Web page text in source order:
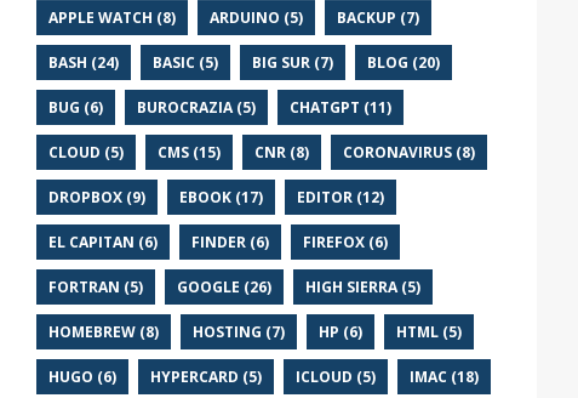
APPLE WATCH (8) ARDUINO (5) BACKUP (7)
BASH (24) BASIC (5) BIG SUR (7) BLOG (20)
BUG (6) BUROCRAZIA (5) CHATGPT (11)
CLOUD (5) CMS (15) CNR (8) CORONAVIRUS (8)
DROPBOX (9) EBOOK (17) EDITOR (12)
EL CAPITAN (6) FINDER (6) FIREFOX (6)
FORTRAN (5) GOOGLE (26) HIGH SIERRA (5)
HOMEBREW (8) HOSTING (7) HP (6) HTML (5)
HUGO (6) HYPERCARD (5) ICLOUD (5) IMAC (18)